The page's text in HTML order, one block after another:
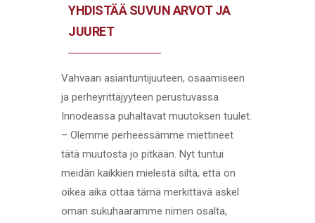
YHDISTÄÄ SUVUN ARVOT JA
JUURET
Vahvaan asiantuntijuuteen, osaamiseen
ja perheyrittäjyyteen perustuvassa
Innodeassa puhaltavat muutoksen tuulet.
– Olemme perheessämme miettineet
tätä muutosta jo pitkään. Nyt tuntui
meidän kaikkien mielestä siltä, että on
oikea aika ottaa tämä merkittävä askel
oman sukuhaaramme nimen osalta,